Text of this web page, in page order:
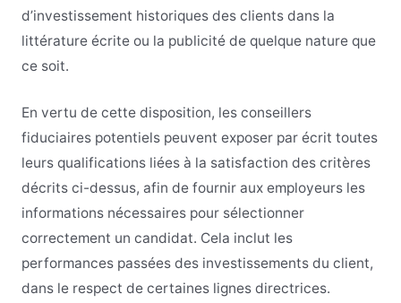
d’investissement historiques des clients dans la
littérature écrite ou la publicité de quelque nature que
ce soit.
En vertu de cette disposition, les conseillers
fiduciaires potentiels peuvent exposer par écrit toutes
leurs qualifications liées à la satisfaction des critères
décrits ci-dessus, afin de fournir aux employeurs les
informations nécessaires pour sélectionner
correctement un candidat. Cela inclut les
performances passées des investissements du client,
dans le respect de certaines lignes directrices.